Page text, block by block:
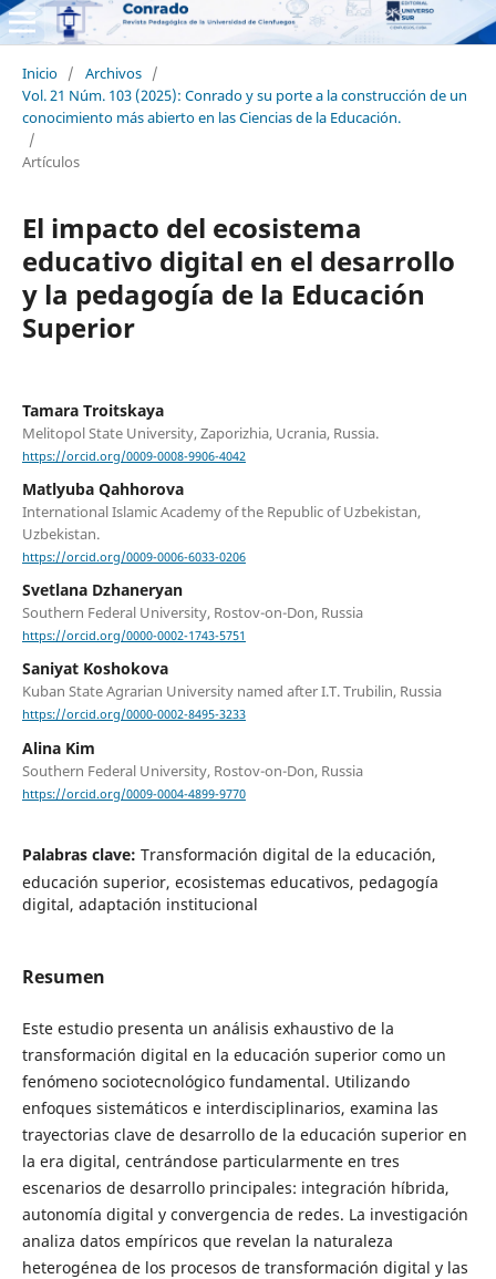
Inicio / Archivos /
Vol. 21 Núm. 103 (2025): Conrado y su porte a la construcción de un
conocimiento más abierto en las Ciencias de la Educación.
/
Artículos
El impacto del ecosistema
educativo digital en el desarrollo
y la pedagogía de la Educación
Superior
Tamara Troitskaya
Melitopol State University, Zaporizhia, Ucrania, Russia.
https://orcid.org/0009-0008-9906-4042
Matlyuba Qahhorova
International Islamic Academy of the Republic of Uzbekistan,
Uzbekistan.
https://orcid.org/0009-0006-6033-0206
Svetlana Dzhaneryan
Southern Federal University, Rostov-on-Don, Russia
https://orcid.org/0000-0002-1743-5751
Saniyat Koshokova
Kuban State Agrarian University named after I.T. Trubilin, Russia
https://orcid.org/0000-0002-8495-3233
Alina Kim
Southern Federal University, Rostov-on-Don, Russia
https://orcid.org/0009-0004-4899-9770
Palabras clave: Transformación digital de la educación,
educación superior, ecosistemas educativos, pedagogía
digital, adaptación institucional
Resumen
Este estudio presenta un análisis exhaustivo de la
transformación digital en la educación superior como un
fenómeno sociotecnológico fundamental. Utilizando
enfoques sistemáticos e interdisciplinarios, examina las
trayectorias clave de desarrollo de la educación superior en
la era digital, centrándose particularmente en tres
escenarios de desarrollo principales: integración híbrida,
autonomía digital y convergencia de redes. La investigación
analiza datos empíricos que revelan la naturaleza
heterogénea de los procesos de transformación digital y las